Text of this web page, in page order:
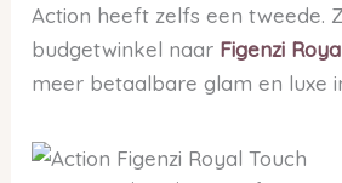
Action heeft zelfs een tweede.
budgetwinkel naar Figenzi
meer betaalbare glam en luxe